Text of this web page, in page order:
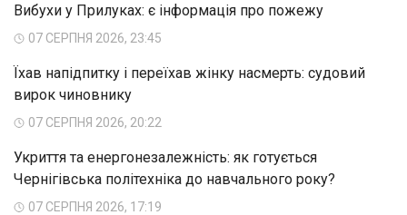
Вибухи у Прилуках: є інформація про пожежу
07 СЕРПНЯ 2026, 23:45
Їхав напідпитку і переїхав жінку насмерть: судовий
вирок чиновнику
07 СЕРПНЯ 2026, 20:22
Укриття та енергонезалежність: як готується
Чернігівська політехніка до навчального року?
07 СЕРПНЯ 2026, 17:19